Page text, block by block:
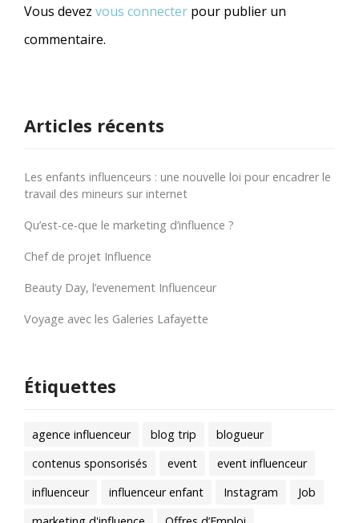
Vous devez vous connecter pour publier un
commentaire.
Articles récents
Les enfants influenceurs : une nouvelle loi pour encadrer le
travail des mineurs sur internet
Qu’est-ce-que le marketing d’influence ?
Chef de projet Influence
Beauty Day, l’evenement Influenceur
Voyage avec les Galeries Lafayette
Étiquettes
agence influenceur blog trip
blogueur
contenus sponsorisés
event
event influenceur
influenceur
influenceur enfant Instagram
Job